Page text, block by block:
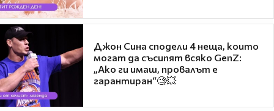
Джон Сина сподели 4 неща, които
могат да съсипят всяко GenZ:
„Ако ги имаш, провалът е
гарантиран“🧐💥